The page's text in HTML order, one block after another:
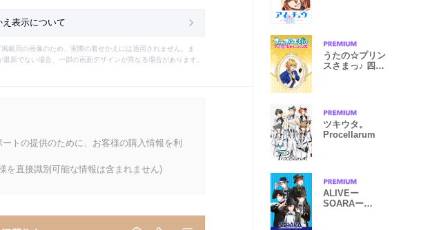
表示について
載用の画像のため、実際の着せかえには適用されません。ま
新でない場合、一部の画面デザインが異なる場合があります。
トの提供のために、お客様の購入情報を利
を直接識別可能な情報は含まれません)
うたの☆プリン
スさまっ♪ 四ノ
ツキウタ。
Procellarum
ALIVEー
SOARAー